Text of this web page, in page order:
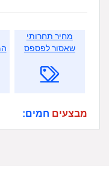
מחיר תחרותי
שאסור לפספס
מבצעים חמים: